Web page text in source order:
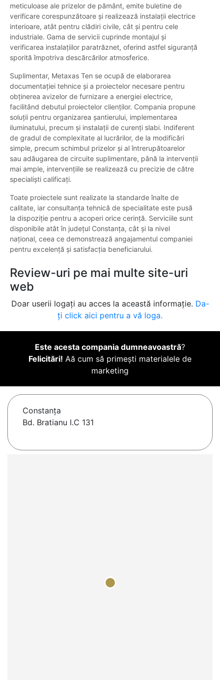
meticuloase ale prizelor de pământ, emite buletine de
verificare corespunzătoare și realizează instalații electrice
interioare, atât pentru clădiri civile, cât și pentru cele
industriale. Gama de servicii cuprinde montajul și
verificarea instalațiilor paratrăznet, oferind astfel siguranță
sporită împotriva descărcărilor atmosferice.
Suplimentar, Metaxas Ten se ocupă de elaborarea
documentației tehnice și a proiectelor necesare pentru
obținerea avizelor de furnizare a energiei electrice,
facilitând debutul proiectelor clienților. Compania propune
soluții pentru organizarea șantierului, implementarea
iluminatului, precum și instalații de curenți slabi. Indiferent
de gradul de complexitate al lucrărilor, de la modificări
simple, precum schimbul prizelor și al întrerupătoarelor
sau adăugarea de circuite suplimentare, până la intervenții
mai ample, intervențiile se realizează cu precizie de către
specialiști calificați.
Toate proiectele sunt realizate la standarde înalte de
calitate, iar consultanța tehnică de specialitate este pusă
la dispoziție pentru a acoperi orice cerință. Serviciile sunt
disponibile atât în județul Constanța, cât și la nivel
național, ceea ce demonstrează angajamentul companiei
pentru excelență și satisfacția beneficiarului.
Review-uri pe mai multe site-uri
web
Doar userii logați au acces la această informație. Da-
ți click aici pentru a vă loga.
Este acesta compania dumneavoastră?
Felicitări! Aă cum să primești materialele de
marketing
Constanţa
Bd. Bratianu I.C 131